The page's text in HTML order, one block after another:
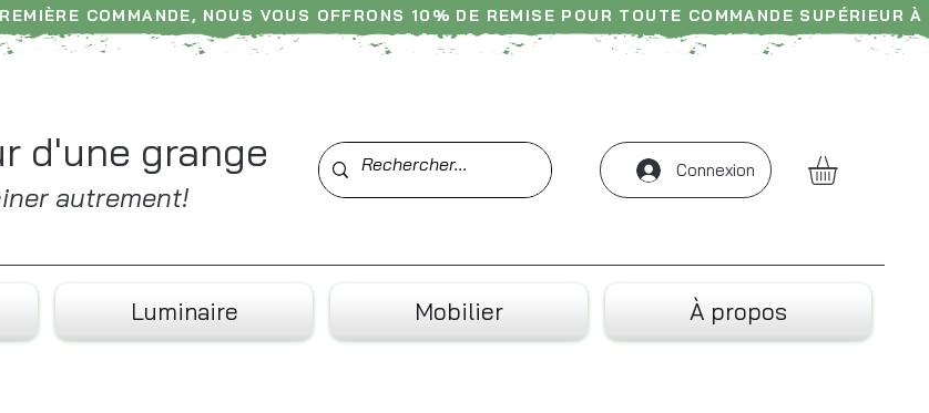
COMMANDE, NOUS VOUS OFFRONS 10% DE REMISE POUR TOUTE COMMANDE SUPÉRIEUR
d'une grange
autrement!
Connexion
Luminaire Mobilier À propos
N'hésitez pas à nous laisser un avis ----- Livraison France, Belgique & Suisse -----